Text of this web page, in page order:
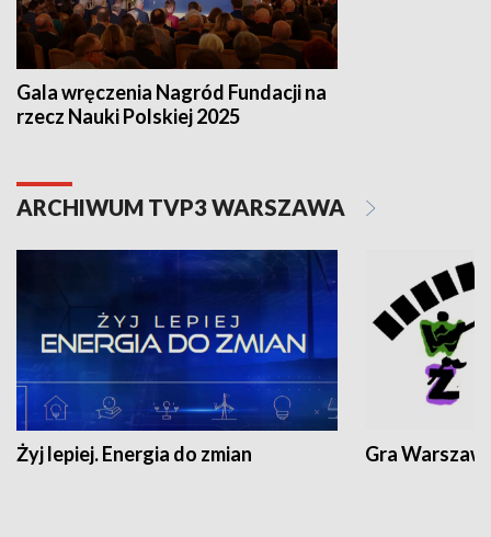
Gala wręczenia Nagród Fundacji na
rzecz Nauki Polskiej 2025
ARCHIWUM TVP3 WARSZAWA
Żyj lepiej. Energia do zmian Gra